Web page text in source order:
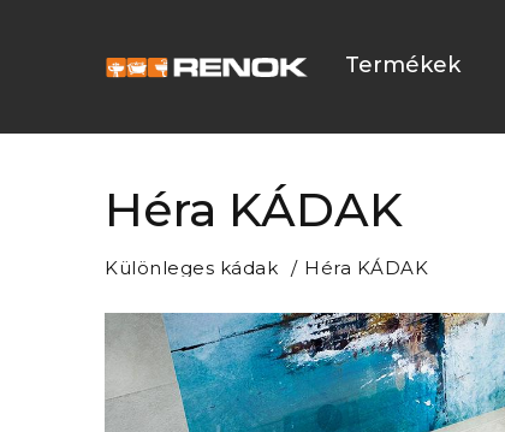
Termékek
Héra KÁDAK
Különleges kádak Héra KÁDAK